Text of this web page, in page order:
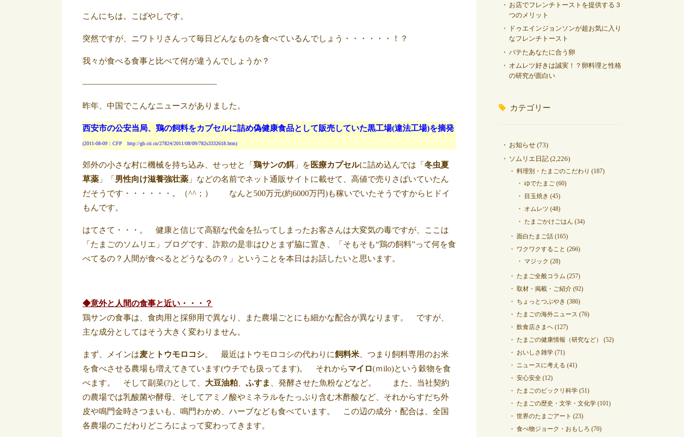
こんにちは。こばやしです。
突然ですが、ニワトリさんって毎日どんなものを食べているんでしょう・・・・・・！？
我々が食べる食事と比べて何が違うんでしょうか？
————————————————–
昨年、中国でこんなニュースがありました。
西安市の公安当局、鶏の飼料をカプセルに詰め偽健康食品として販売していた黒工場(違法工場)を摘発
(2011-08-09：CFP http://gb.cri.cn/27824/2011/08/09/782s3332618.htm)
郊外の小さな村に機械を持ち込み、せっせと「 鶏サンの餌」を 医療カプセルに詰め込んでは「 冬虫夏
草薬 」「 男性向け滋養強壮薬 」などの名前でネット通販サイトに載せて、高値で売りさばいていたん
だそうです・・・・・・。（^^；） なんと500万元(約6000万円)も稼いでいたそうですからヒドイ
もんです。
はてさて・・・。 健康と信じて高額な代金を払ってしまったお客さんは大変気の毒ですが、ここは
「たまごのソムリエ」ブログです、詐欺の是非はひとまず脇に置き、「そもそも“鶏の飼料”って何を食
べてるの？人間が食べるとどうなるの？」ということを本日はお話したいと思います。
◆意外と人間の食事と近い・・・？
鶏サンの食事は、食肉用と採卵用で異なり、また農場ごとにも細かな配合が異なります。 ですが、
主な成分としてはそう大きく変わりません。
まず、メインは麦と トウモロコシ。 最近はトウモロコシの代わりに飼料米 、つまり飼料専用のお米
を食べさせる農場も増えてきています(ウチでも扱ってます)。 それからマイロ(ｍilo)という穀物を食
べます。 そして副菜(?)として、 大豆油粕 ふすま
、発酵させた魚粉などなど。 また、当社契約
の農場では乳酸菌や酵母、そしてアミノ酸やミネラルをたっぷり含む木酢酸など、それからすだち外
皮や鳴門金時さつまいも、鳴門わかめ、ハーブなども食べています。 この辺の成分・配合は、全国
各農場のこだわりどころによって変わってきます。
お店でフレンチトーストを提供する３
つのメリット
ドゥエインジョンソンが超お気に入り
なフレンチトースト
バテたあなたに合う卵
オムレツ好きは誠実！？卵料理と性格
の研究が面白い
カテゴリー
お知らせ (73)
ソムリエ日記 (2,226)
料理別・たまごのこだわり (187)
ゆでたまご (60)
目玉焼き (45)
オムレツ (48)
たまごかけごはん (34)
面白たまご話 (165)
ワクワクすること (266)
マジック (28)
たまご全般コラム (257)
取材・掲載・ご紹介 (92)
ちょっとつぶやき (386)
たまごの海外ニュース (76)
飲食店さまへ (127)
たまごの健康情報（研究など）
(52)
おいしさ雑学 (71)
ニュースに考える (41)
安心安全 (12)
たまごのビックリ科学 (51)
たまごの歴史・文学・文化学 (101)
世界のたまごアート (23)
食べ物ジョーク・おもしろ (70)